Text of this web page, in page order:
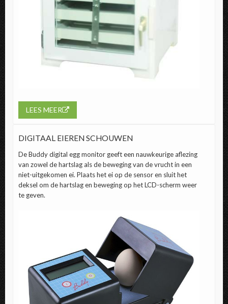
LEES MEER
DIGITAAL EIEREN SCHOUWEN
DeBuddy digital egg monitor geeft een nauwkeurige aflezing
van zowel de hartslag als de beweging van de vrucht in een
niet-uitgekomen ei. Plaats het ei op de sensor en sluit het
deksel om de hartslag en beweging op het LCD-scherm weer
te geven.